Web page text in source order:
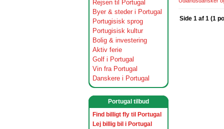
Rejsen til Portugal
Byer & steder i Portugal
Portugisisk sprog
Portugisisk kultur
Bolig & investering
Aktiv ferie
Golf i Portugal
Vin fra Portugal
Danskere i Portugal
Portugal tilbud
Find billigt fly til Portugal
Lej billig bil i Portugal
Side 1 af 1 (1